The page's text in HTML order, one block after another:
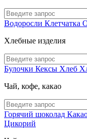
Водоросли Клетчатка
Хлебные изделия
Булочки Кексы Хлеб
Чай, кофе, какао
Горячий шоколад
Цикорий